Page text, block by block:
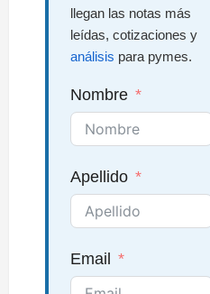
llegan las notas más
leídas, cotizaciones y
análisis para pymes.
Nombre
Apellido
Email